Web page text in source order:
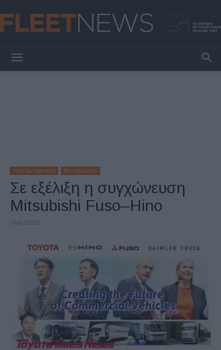
Fleet Management Manufacturers
Σε εξέλιξη η συγχώνευση
Mitsubishi Fuso–Hino
09/07/2025